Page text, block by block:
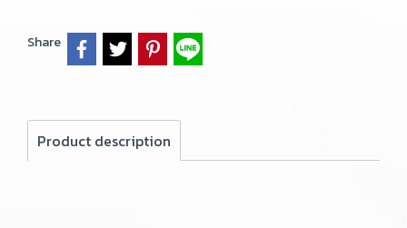
Share
Product description